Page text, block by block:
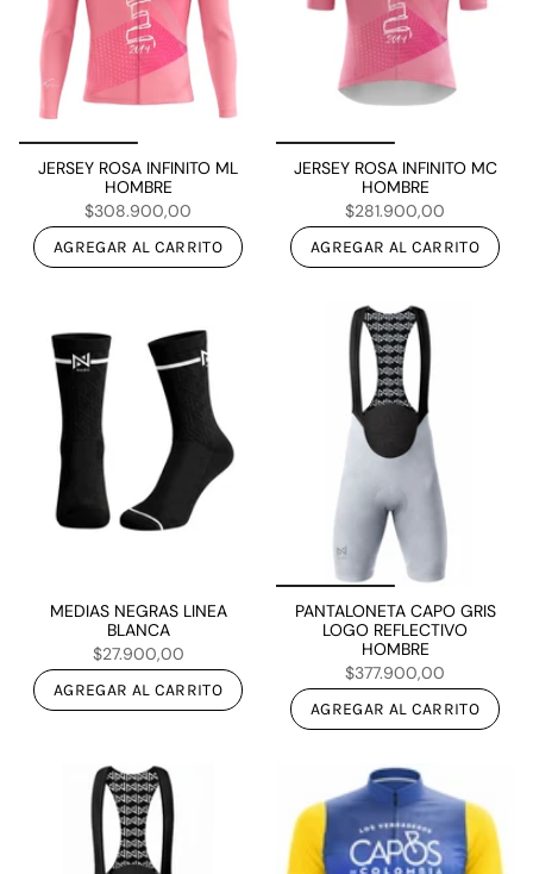
JERSEY ROSA INFINITO ML
HOMBRE
$308.900,00
AGREGAR AL CARRITO
JERSEY ROSA INFINITO MC
HOMBRE
$281.900,00
AGREGAR AL CARRITO
MEDIAS NEGRAS LINEA
BLANCA
$27.900,00
AGREGAR AL CARRITO
PANTALONETA CAPO GRIS
LOGO REFLECTIVO
HOMBRE
$377.900,00
AGREGAR AL CARRITO